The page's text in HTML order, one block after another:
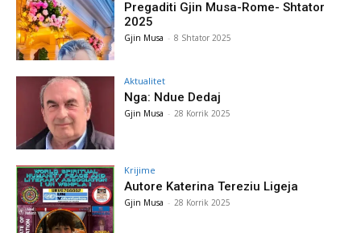
Pregaditi Gjin Musa-Rome- Shtator
2025
Gjin Musa - 8 Shtator 2025
Aktualitet
Nga: Ndue Dedaj
Gjin Musa - 28 Korrik 2025
Krijime
Autore Katerina Tereziu Ligeja
Gjin Musa - 28 Korrik 2025